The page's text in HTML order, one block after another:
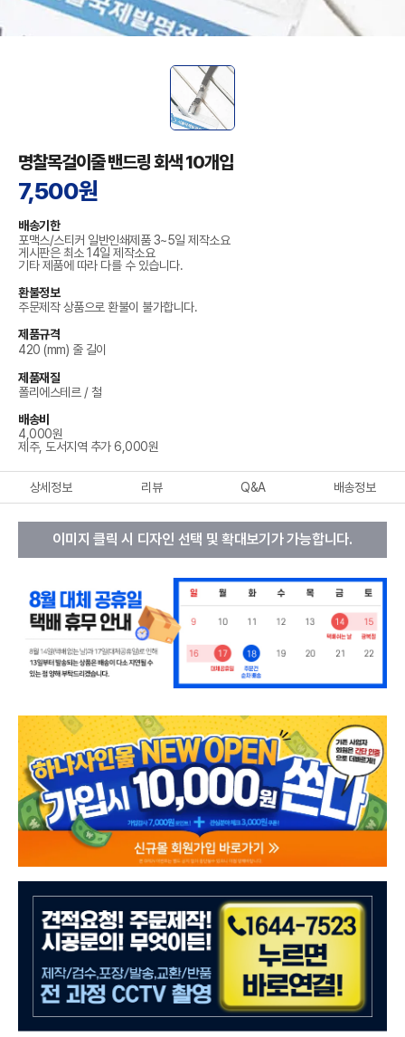
명찰목걸이줄 밴드링 회색 10개입
7,500원
배송기한
포맥스/스티커 일반인쇄제품 3~5일 제작소요
게시판은 최소 14일 제작소요
기타 제품에 따라 다를 수 있습니다.
환불정보
주문제작 상품으로 환불이 불가합니다.
제품규격
420 (mm) 줄 길이
제품재질
폴리에스테르 / 철
배송비
4,000원
제주, 도서지역 추가 6,000원
상세정보 리뷰 Q&A 배송정보
이미지 클릭 시 디자인 선택 및 확대보기가 가능합니다.